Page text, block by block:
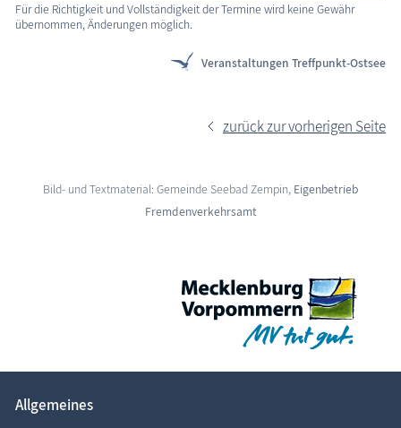
Für die Richtigkeit und Vollständigkeit der Termine wird keine Gewähr
übernommen, Änderungen möglich.
Veranstaltungen Treffpunkt-Ostsee
zurück zur vorherigen Seite
Bild- und Textmaterial: Gemeinde Seebad Zempin, Eigenbetrieb
Fremdenverkehrsamt
Allgemeines